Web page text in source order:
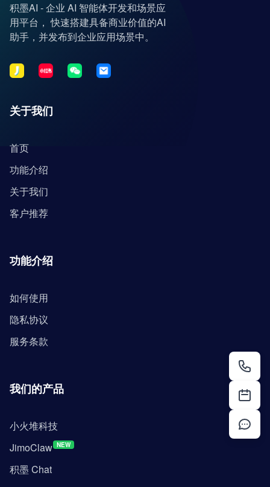
积墨AI - 企业 AI 智能体开发和场景应
用平台， 快速搭建具备商业价值的AI
助手，并发布到企业应用场景中。
关于我们
首页
功能介绍
关于我们
客户推荐
功能介绍
如何使用
隐私协议
服务条款
我们的产品
小火堆科技
JimoClaw NEW
积墨 Chat